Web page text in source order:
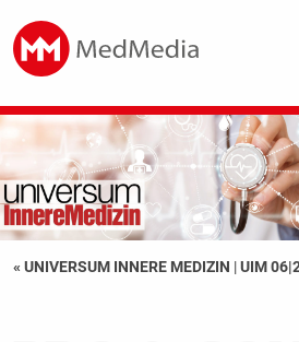
« UNIVERSUM INNERE MEDIZIN |UIM